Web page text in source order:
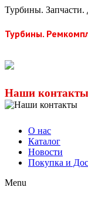
Турбины. Запчасти.
Турбины.
Наши контакты
О нас
Каталог
Новости
Покупка и
Menu